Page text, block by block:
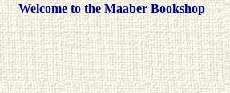
to the Maaber Bookshop